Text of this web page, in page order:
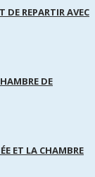
REPARTIR AVEC
DE
ET LA CHAMBRE